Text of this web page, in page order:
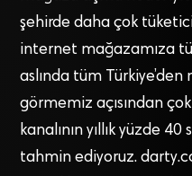
şehirde daha çok
internet mağazamıza
aslında tüm
görmemiz açısından
kanalının yıllık yüzde
tahmin ediyoruz.